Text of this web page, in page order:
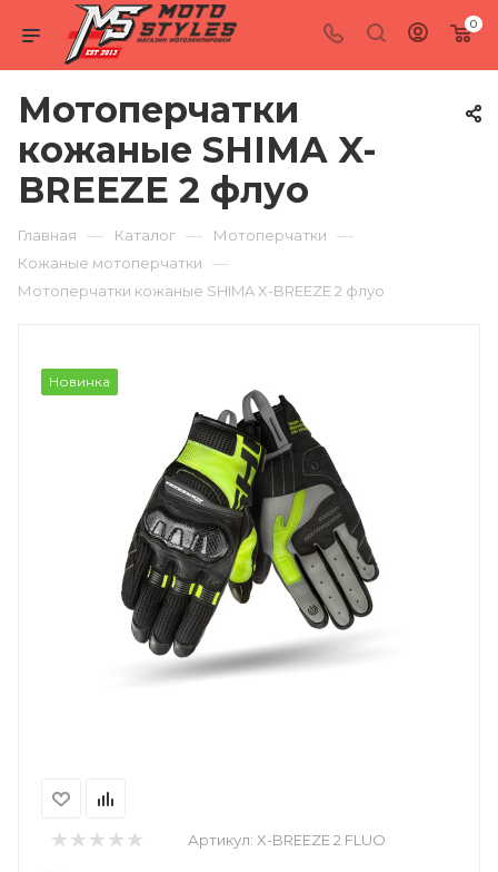
0
Мотоперчатки
кожаные SHIMA X-
BREEZE 2 флуо
Главная — Каталог — Мотоперчатки —
Кожаные мотоперчатки —
Мотоперчатки кожаные SHIMA X-BREEZE 2 флуо
Новинка
Артикул: X-BREEZE 2 FLUO